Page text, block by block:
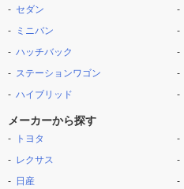
セダン
ミニバン
ハッチバック
ステーションワゴン
ハイブリッド
メーカーから探す
トヨタ
レクサス
日産